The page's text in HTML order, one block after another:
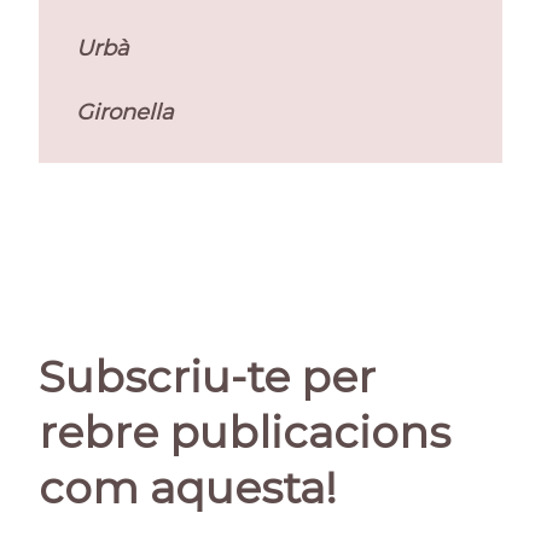
Urbà
Gironella
Subscriu-te per
rebre publicacions
com aquesta!